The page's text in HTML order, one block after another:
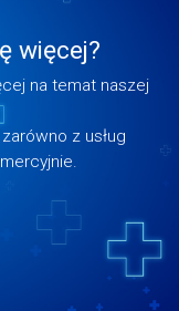
więcej?
na temat naszej
z usług